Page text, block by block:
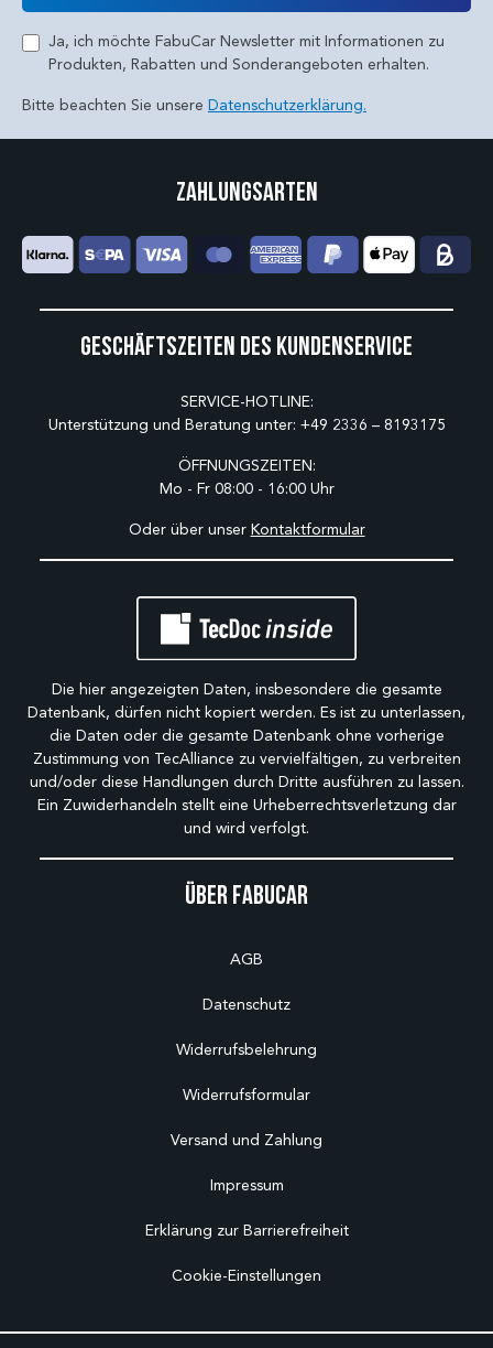
Ja, ich möchte FabuCar Newsletter mit Informationen zu
Produkten, Rabatten und Sonderangeboten erhalten.
Bitte beachten Sie unsere Datenschutzerklärung.
Über Fabucar
AGB
Datenschutz
Widerrufsbelehrung
Widerrufsformular
Versand und Zahlung
Impressum
Erklärung zur Barrierefreiheit
Cookie-Einstellungen
Geschäftszeiten des Kundenservice
SERVICE-HOTLINE:
Unterstützung und Beratung unter: +49 2336 – 8193175
ÖFFNUNGSZEITEN:
Mo - Fr 08:00 - 16:00 Uhr
Oder über unser Kontaktformular
Zahlungsarten
Die hier angezeigten Daten, insbesondere die gesamte
Datenbank, dürfen nicht kopiert werden. Es ist zu unterlassen,
die Daten oder die gesamte Datenbank ohne vorherige
Zustimmung von TecAlliance zu vervielfältigen, zu verbreiten
und/oder diese Handlungen durch Dritte ausführen zu lassen.
Ein Zuwiderhandeln stellt eine Urheberrechtsverletzung dar
und wird verfolgt.